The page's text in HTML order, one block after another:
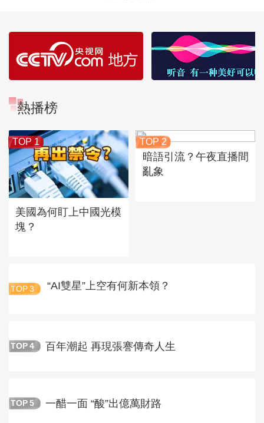
熱播榜
TOP 1
美國為何盯上中國光模
塊？
TOP 2
暗語引流？午夜直播間
亂象
TOP 3 “AI雙星”上空有何新本領？
TOP 4 百年潮起 再現張謇傳奇人生
TOP 5 一醋一面 “酸”出億萬財路